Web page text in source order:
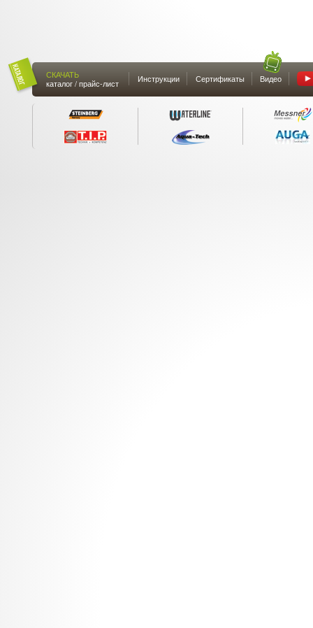
СКАЧАТЬ
каталог / прайс-лист
Инструкции Сертификаты Видео